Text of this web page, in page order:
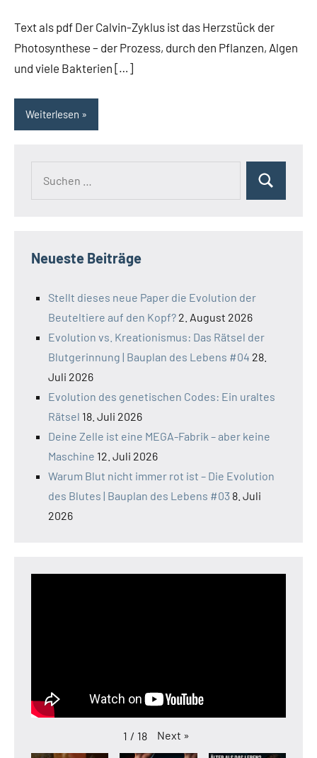
Text als pdf Der Calvin-Zyklus ist das Herzstück der
Photosynthese – der Prozess, durch den Pflanzen, Algen
und viele Bakterien […]
Weiterlesen
Suchen
Neueste Beiträge
Stellt dieses neue Paper die Evolution der
Beuteltiere auf den Kopf? 2. August 2026
Evolution vs. Kreationismus: Das Rätsel der
Blutgerinnung | Bauplan des Lebens #04 28.
Juli 2026
Evolution des genetischen Codes: Ein uraltes
Rätsel 18. Juli 2026
Deine Zelle ist eine MEGA-Fabrik – aber keine
Maschine 12. Juli 2026
Warum Blut nicht immer rot ist – Die Evolution
des Blutes | Bauplan des Lebens #03 8. Juli
2026
1 / 18 Next »